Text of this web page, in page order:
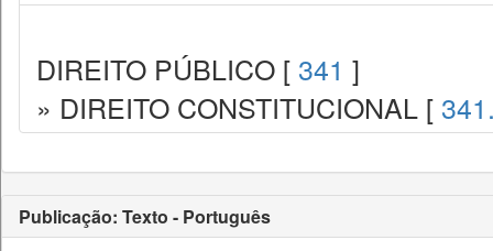
DIREITO PÚBLICO [ 341 ]
» DIREITO CONSTITUCIONAL [
Publicação: Texto - Português